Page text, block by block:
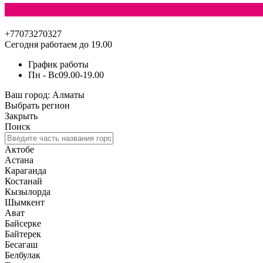
+77073270327
Сегодня работаем до 19.00
График работы
Пн - Вс09.00-19.00
Ваш город: Алматы
Выбрать регион
Закрыть
Поиск
Актобе
Астана
Караганда
Костанай
Кызылорда
Шымкент
Ават
Байсерке
Байтерек
Бесагаш
Белбулак